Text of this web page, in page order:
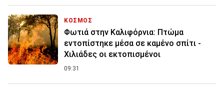
ΚΟΣΜΟΣ
Φωτιά στην Καλιφόρνια: Πτώμα
εντοπίστηκε μέσα σε καμένο σπίτι -
Χιλιάδες οι εκτοπισμένοι
09:31